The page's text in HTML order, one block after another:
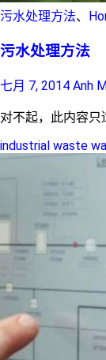
污水处理方法、
污水处理方法
七月 7, 2014 Anh
对不起，此内容只
industrial waste